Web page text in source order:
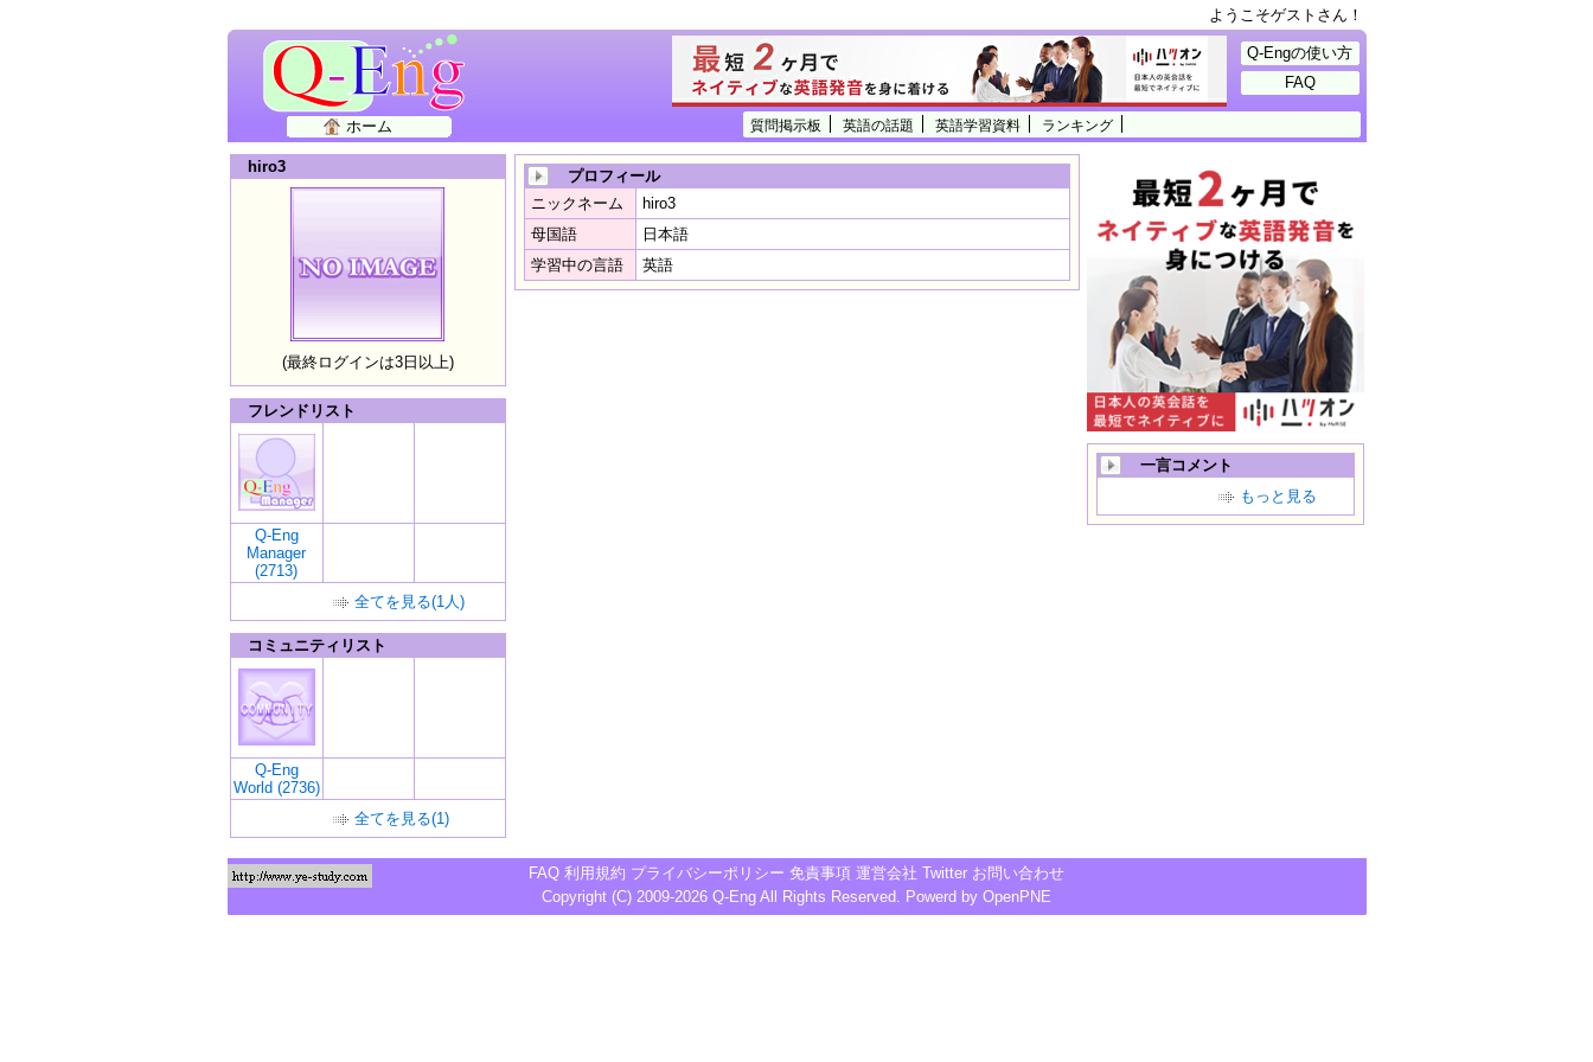
ようこそゲストさん！
質問掲示板 英語の話題 英語学習資料 ランキング
ホーム
Q-Engの使い方
FAQ
hiro3
(最終ログインは3日以上)
フレンドリスト
Q-Eng
Manager
(2713)
全てを見る(1人)
コミュニティリスト
Q-Eng
World (2736)
全てを見る(1)
プロフィール
ニックネーム
hiro3
母国語
日本語
学習中の言語
英語
一言コメント
もっと見る
FAQ 利用規約 プライバシーポリシー 免責事項 運営会社 Twitter お問い合わせ
Copyright (C) 2009-2026 Q-Eng All Rights Reserved. Powerd by OpenPNE